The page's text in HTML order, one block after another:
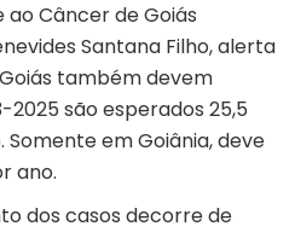
Câncer de Goiás
Santana Filho, alerta
também devem
2025 são esperados 25,5
Somente em Goiânia, deve
ano.
dos casos decorre de